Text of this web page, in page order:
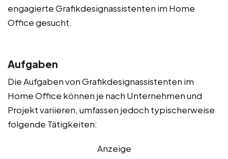
engagierte Grafikdesignassistenten im Home
Office gesucht.
Aufgaben
Die Aufgaben von Grafikdesignassistenten im
Home Office können je nach Unternehmen und
Projekt variieren, umfassen jedoch typischerweise
folgende Tätigkeiten:
Anzeige